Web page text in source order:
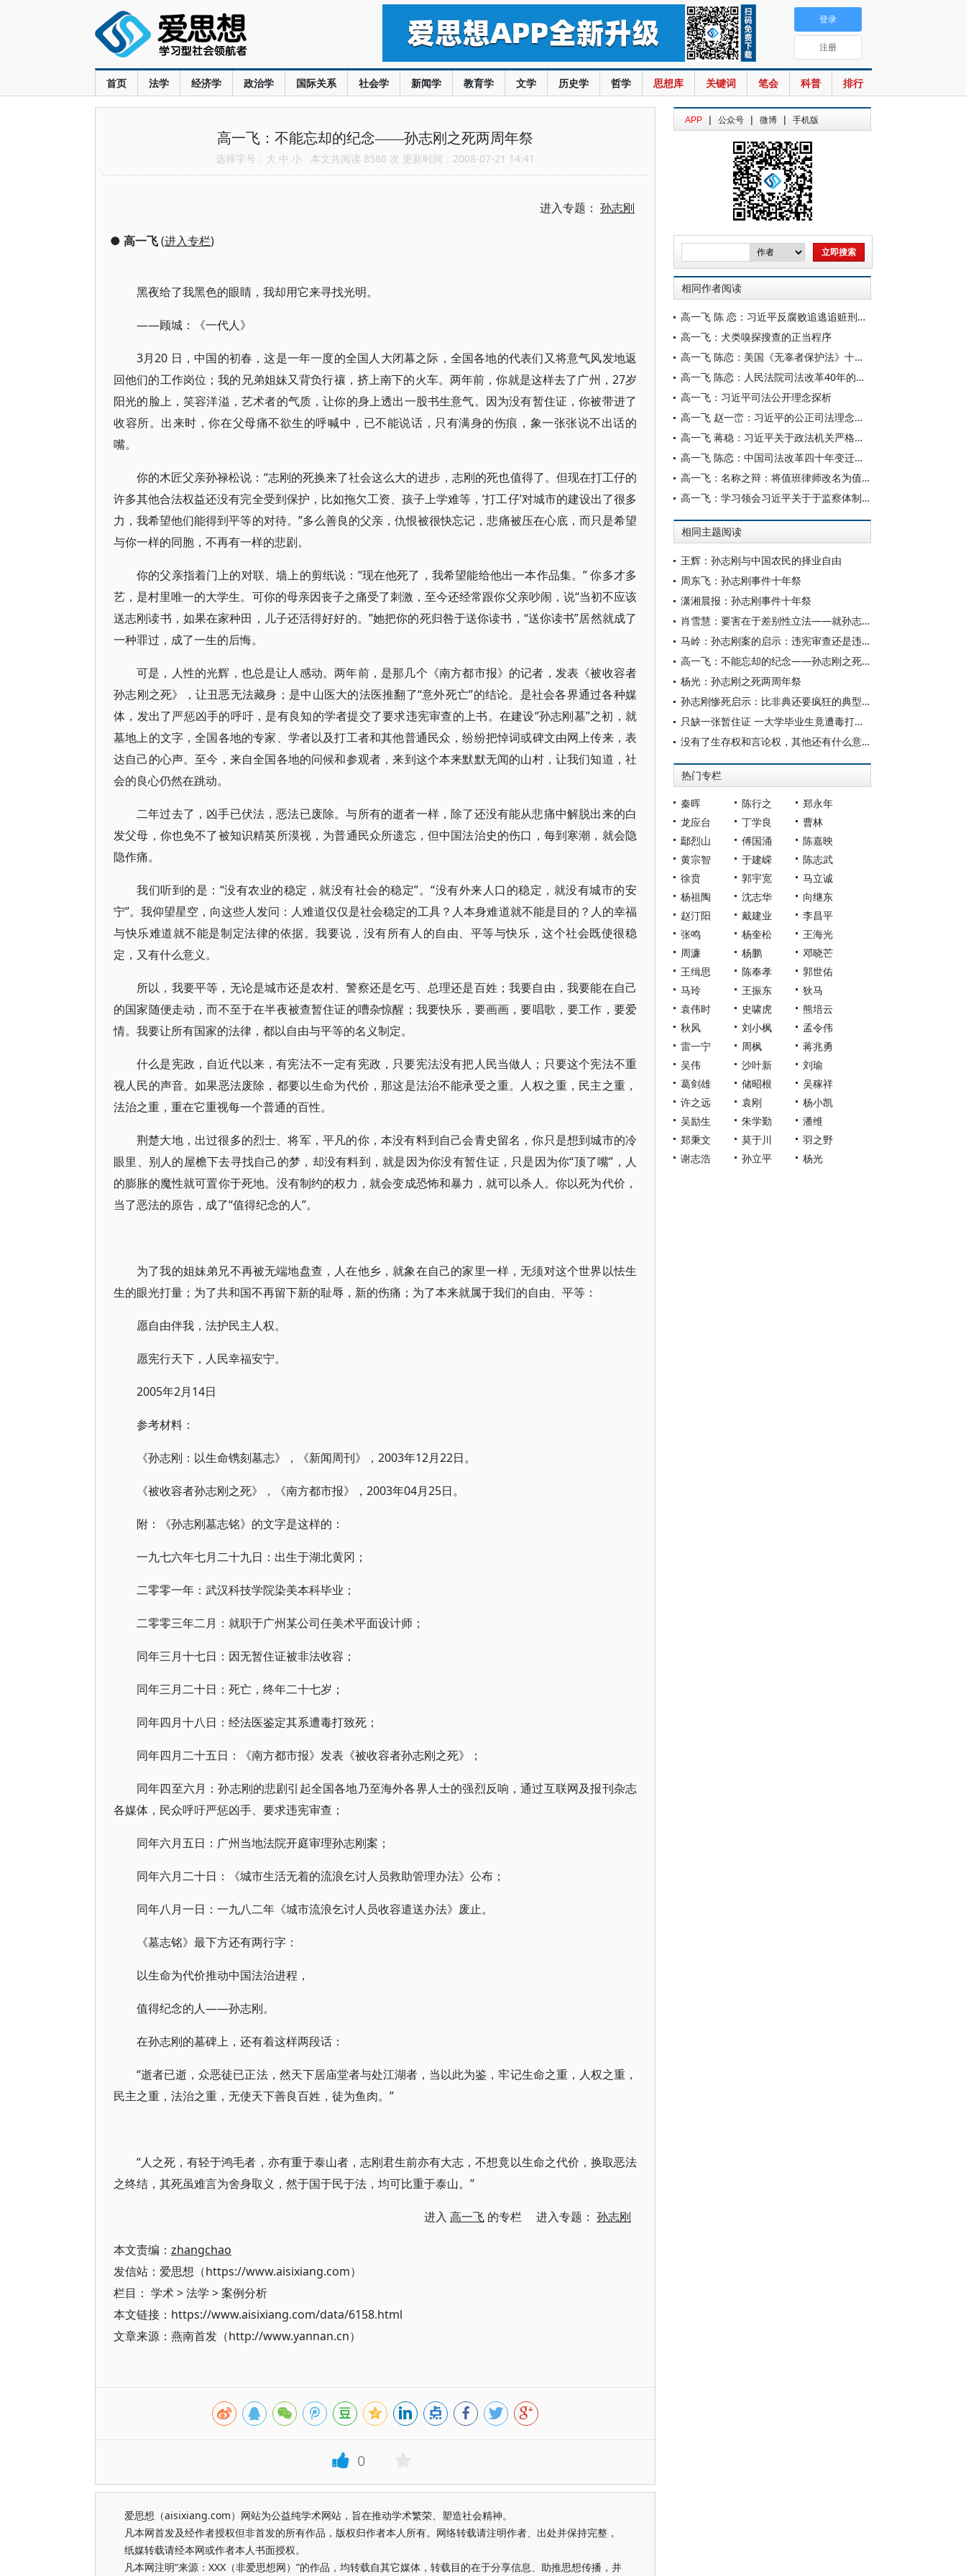
首页 法学 经济学 政治学 国际关系 社会学 新闻学 教育学 文学 历史学 哲学 思想库 关键词 笔会 科普 排行
登录
注册
高一飞：不能忘却的纪念——孙志刚之死两周年祭
选择字号： 大 中 小 本文共阅读 8586 次 更新时间：2008-07-21 14:41
进入专题： 孙志刚
● 高一飞(进入专栏)
黑夜给了我黑色的眼睛，我却用它来寻找光明。
——顾城：《一代人》
3月20 日，中国的初春，这是一年一度的全国人大闭幕之际，全国各地的代表们又将意气风发地返
回他们的工作岗位；我的兄弟姐妹又背负行禳，挤上南下的火车。两年前，你就是这样去了广州，27岁
阳光的脸上，笑容洋溢，艺术者的气质，让你的身上透出一股书生意气。因为没有暂住证，你被带进了
收容所。出来时，你在父母痛不欲生的呼喊中，已不能说话，只有满身的伤痕，象一张张说不出话的
嘴。
你的木匠父亲孙禄松说：“志刚的死换来了社会这么大的进步，志刚的死也值得了。但现在打工仔的
许多其他合法权益还没有完全受到保护，比如拖欠工资、孩子上学难等，‘打工仔’对城市的建设出了很多
力，我希望他们能得到平等的对待。”多么善良的父亲，仇恨被很快忘记，悲痛被压在心底，而只是希望
与你一样的同胞，不再有一样的悲剧。
你的父亲指着门上的对联、墙上的剪纸说：“现在他死了，我希望能给他出一本作品集。” 你多才多
艺，是村里唯一的大学生。可你的母亲因丧子之痛受了刺激，至今还经常跟你父亲吵闹，说“当初不应该
送志刚读书，如果在家种田，儿子还活得好好的。”她把你的死归咎于送你读书，“送你读书”居然就成了
一种罪过，成了一生的后悔。
可是，人性的光辉，也总是让人感动。两年前，是那几个《南方都市报》的记者，发表《被收容者
孙志刚之死》，让丑恶无法藏身；是中山医大的法医推翻了“意外死亡”的结论。是社会各界通过各种媒
体，发出了严惩凶手的呼吁，是有良知的学者提交了要求违宪审查的上书。在建设“孙志刚墓”之初，就
墓地上的文字，全国各地的专家、学者以及打工者和其他普通民众，纷纷把悼词或碑文由网上传来，表
达自己的心声。至今，来自全国各地的问候和参观者，来到这个本来默默无闻的山村，让我们知道，社
会的良心仍然在跳动。
二年过去了，凶手已伏法，恶法已废除。与所有的逝者一样，除了还没有能从悲痛中解脱出来的白
发父母，你也免不了被知识精英所漠视，为普通民众所遗忘，但中国法治史的伤口，每到寒潮，就会隐
隐作痛。
我们听到的是：“没有农业的稳定，就没有社会的稳定”。“没有外来人口的稳定，就没有城市的安
宁”。我仰望星空，向这些人发问：人难道仅仅是社会稳定的工具？人本身难道就不能是目的？人的幸福
与快乐难道就不能是制定法律的依据。我要说，没有所有人的自由、平等与快乐，这个社会既使很稳
定，又有什么意义。
所以，我要平等，无论是城市还是农村、警察还是乞丐、总理还是百姓；我要自由，我要能在自己
的国家随便走动，而不至于在半夜被查暂住证的嘈杂惊醒；我要快乐，要画画，要唱歌，要工作，要爱
情。我要让所有国家的法律，都以自由与平等的名义制定。
什么是宪政，自近代以来，有宪法不一定有宪政，只要宪法没有把人民当做人；只要这个宪法不重
视人民的声音。如果恶法废除，都要以生命为代价，那这是法治不能承受之重。人权之重，民主之重，
法治之重，重在它重视每一个普通的百性。
荆楚大地，出过很多的烈士、将军，平凡的你，本没有料到自己会青史留名，你只是想到城市的冷
眼里、别人的屋檐下去寻找自己的梦，却没有料到，就是因为你没有暂住证，只是因为你“顶了嘴”，人
的膨胀的魔性就可置你于死地。没有制约的权力，就会变成恐怖和暴力，就可以杀人。你以死为代价，
当了恶法的原告，成了“值得纪念的人”。
为了我的姐妹弟兄不再被无端地盘查，人在他乡，就象在自己的家里一样，无须对这个世界以怯生
生的眼光打量；为了共和国不再留下新的耻辱，新的伤痛；为了本来就属于我们的自由、平等：
愿自由伴我，法护民主人权。
愿宪行天下，人民幸福安宁。
2005年2月14日
参考材料：
《孙志刚：以生命镌刻墓志》，《新闻周刊》，2003年12月22日。
《被收容者孙志刚之死》，《南方都市报》，2003年04月25日。
附：《孙志刚墓志铭》的文字是这样的：
一九七六年七月二十九日：出生于湖北黄冈；
二零零一年：武汉科技学院染美本科毕业；
二零零三年二月：就职于广州某公司任美术平面设计师；
同年三月十七日：因无暂住证被非法收容；
同年三月二十日：死亡，终年二十七岁；
同年四月十八日：经法医鉴定其系遭毒打致死；
同年四月二十五日：《南方都市报》发表《被收容者孙志刚之死》；
同年四至六月：孙志刚的悲剧引起全国各地乃至海外各界人士的强烈反响，通过互联网及报刊杂志
各媒体，民众呼吁严惩凶手、要求违宪审查；
同年六月五日：广州当地法院开庭审理孙志刚案；
同年六月二十日：《城市生活无着的流浪乞讨人员救助管理办法》公布；
同年八月一日：一九八二年《城市流浪乞讨人员收容遣送办法》废止。
《墓志铭》最下方还有两行字：
以生命为代价推动中国法治进程，
值得纪念的人——孙志刚。
在孙志刚的墓碑上，还有着这样两段话：
“逝者已逝，众恶徒已正法，然天下居庙堂者与处江湖者，当以此为鉴，牢记生命之重，人权之重，
民主之重，法治之重，无使天下善良百姓，徒为鱼肉。”
“人之死，有轻于鸿毛者，亦有重于泰山者，志刚君生前亦有大志，不想竟以生命之代价，换取恶法
之终结，其死虽难言为舍身取义，然于国于民于法，均可比重于泰山。”
进入 高一飞 的专栏 进入专题： 孙志刚
本文责编： zhangchao
发信站：爱思想（https://www.aisixiang.com）
栏目： 学术>法学 >案例分析
本文链接：https://www.aisixiang.com/data/6158.html
文章来源：燕南首发（http://www.yannan.cn）
0
爱思想（aisixiang.com）网站为公益纯学术网站，旨在推动学术繁荣、塑造社会精神。
凡本网首发及经作者授权但非首发的所有作品，版权归作者本人所有。网络转载请注明作者、出处并保持完整，
纸媒转载请经本网或作者本人书面授权。
凡本网注明“来源：XXX（非爱思想网）”的作品，均转载自其它媒体，转载目的在于分享信息、助推思想传播，并
APP | 公众号 | 微博 | 手机版
相同作者阅读
高一飞 陈 恋：习近平反腐败追逃追赃刑事司法理念及其践行
高一飞：犬类嗅探搜查的正当程序
高一飞 陈恋：美国《无辜者保护法》十五年：回顾与反思
高一飞 陈恋：人民法院司法改革40年的回顾与思考
高一飞：习近平司法公开理念探析
高一飞 赵一峦：习近平的公正司法理念解读
高一飞 蒋稳：习近平关于政法机关严格执法的重要论述解读
高一飞 陈恋：中国司法改革四十年变迁及其时代特征
高一飞：名称之辩：将值班律师改名为值班辩护人的立法建议
高一飞：学习领会习近平关于于监察体制改革重要论述
相同主题阅读
王辉：孙志刚与中国农民的择业自由
周东飞：孙志刚事件十年祭
潇湘晨报：孙志刚事件十年祭
肖雪慧：要害在于差别性立法——就孙志刚之死谈收容制度和暂住证制度
马岭：孙志刚案的启示：违宪审查还是违法审查？
高一飞：不能忘却的纪念——孙志刚之死两周年祭
杨光：孙志刚之死两周年祭
孙志刚惨死启示：比非典还要疯狂的典型暴力
只缺一张暂住证 一大学毕业生竟遭毒打致死
没有了生存权和言论权，其他还有什么意义？
热门专栏
秦晖 陈行之
郑永年
龙应台
丁学良
曹林
鄢烈山
傅国涌
陈嘉映
黄宗智
于建嵘
陈志武
徐贲
郭宇宽
马立诚
杨祖陶
沈志华
向继东
赵汀阳
戴建业
李昌平
张鸣
杨奎松
王海光
周濂
杨鹏
邓晓芒
王缉思
陈奉孝
郭世佑
马玲
王振东
狄马
袁伟时
史啸虎
熊培云
秋风
刘小枫
孟令伟
雷一宁
周枫
蒋兆勇
吴伟
沙叶新
刘瑜
葛剑雄
储昭根
吴稼祥
许之远
袁刚
杨小凯
吴励生
朱学勤
潘维
郑秉文
莫于川
羽之野
谢志浩
孙立平 杨光